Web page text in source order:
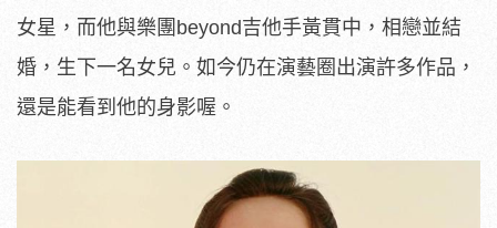
女星，而他與樂團beyond吉他手黃貫中，相戀並結
婚，生下一名女兒。如今仍在演藝圈出演許多作品，
還是能看到他的身影喔。